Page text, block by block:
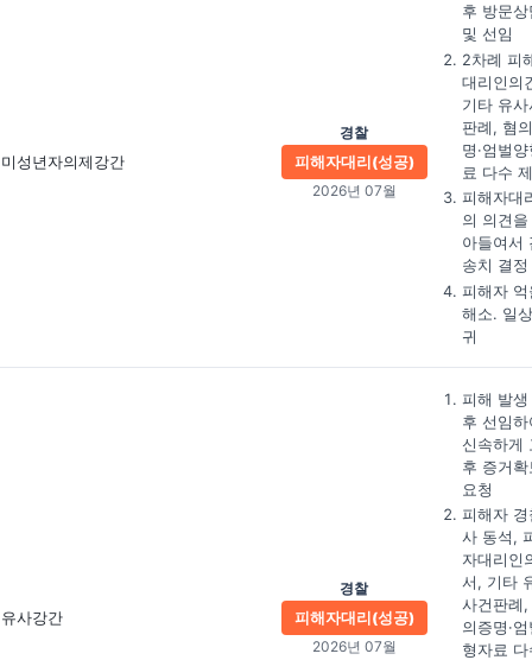
미성년자의제강간
경찰
피해자대리(성공)
2026년 07월
후 방문상
및 선임
2차례 피
대리인의
기타 유사
판례, 혐
명·엄벌
료 다수
피해자대
의 의견을
아들여서
송치 결정
피해자 억
해소. 일
귀
유사강간
경찰
피해자대리(성공)
2026년 07월
피해 발생
후 선임하
신속하게
후 증거확
요청
피해자 경
사 동석,
자대리인
서, 기타
사건판례,
의증명·
형자료 다